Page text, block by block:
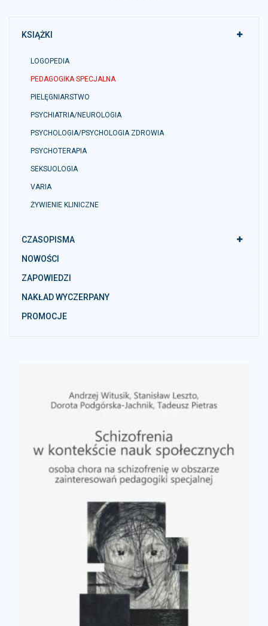
KSIĄŻKI
LOGOPEDIA
PEDAGOGIKA SPECJALNA
PIELĘGNIARSTWO
PSYCHIATRIA/NEUROLOGIA
PSYCHOLOGIA/PSYCHOLOGIA ZDROWIA
PSYCHOTERAPIA
SEKSUOLOGIA
VARIA
ŻYWIENIE KLINICZNE
CZASOPISMA
NOWOŚCI
ZAPOWIEDZI
NAKŁAD WYCZERPANY
PROMOCJE